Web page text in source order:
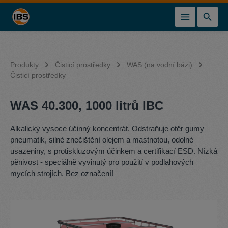
obsah
Produkty Čisticí prostředky
WAS (na vodní bázi)
Čisticí prostředky
WAS 40.300, 1000 litrů IBC
Alkalický vysoce účinný koncentrát. Odstraňuje otěr gumy
pneumatik, silné znečištění olejem a mastnotou, odolné
usazeniny, s protiskluzovým účinkem a certifikací ESD. Nízká
pěnivost - speciálně vyvinutý pro použití v podlahových
mycích strojích. Bez označení!